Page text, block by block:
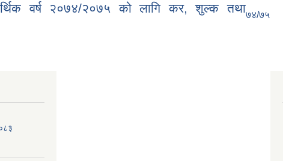
वर्ष २०७४/२०७५ को लागि कर, शुल्क तथा७४/७५